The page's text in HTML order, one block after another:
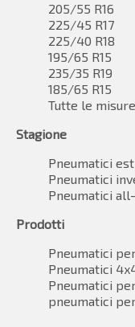
205/55 R16
225/45 R17
225/40 R18
195/65 R15
235/35 R19
185/65 R15
Tutte le
Stagione
Pneumatici
Pneumatici
Pneumatici
Prodotti
Pneumatici
Pneumatici
Pneumatici
pneumatici